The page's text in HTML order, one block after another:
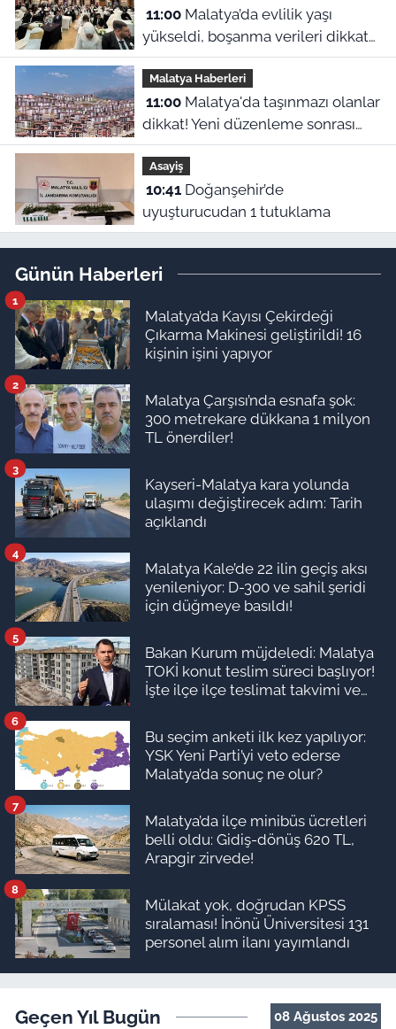
11:00Malatya’da evlilik yaşı
yükseldi, boşanma verileri dikkat
çekti
Malatya Haberleri
11:00Malatya'da taşınmazı olanlar
dikkat! Yeni düzenleme sonrası
gözler 2027 hesaplamalarına
çevrildi
Asayiş
10:41Doğanşehir’de
uyuşturucudan 1 tutuklama
Günün Haberleri
Malatya’da Kayısı Çekirdeği
Çıkarma Makinesi geliştirildi! 16
kişinin işini yapıyor
1
Malatya Çarşısı’nda esnafa şok:
300 metrekare dükkana 1 milyon
TL önerdiler!
2
Kayseri-Malatya kara yolunda
ulaşımı değiştirecek adım: Tarih
açıklandı
3
Malatya Kale’de 22 ilin geçiş aksı
yenileniyor: D-300 ve sahil şeridi
için düğmeye basıldı!
4
Bakan Kurum müjdeledi: Malatya
TOKİ konut teslim süreci başlıyor!
İşte ilçe ilçe teslimat takvimi ve
5
Bu seçim anketi ilk kez yapılıyor:
YSK Yeni Parti’yi veto ederse
Malatya’da sonuç ne olur?
6
Malatya’da ilçe minibüs ücretleri
belli oldu: Gidiş-dönüş 620 TL,
Arapgir zirvede!
7
Mülakat yok, doğrudan KPSS
sıralaması! İnönü Üniversitesi 131
personel alım ilanı yayımlandı
8
Geçen Yıl Bugün 08 Ağustos 2025